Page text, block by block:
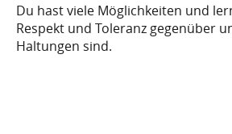
Du hast viele Möglichkeiten und
Respekt und Toleranz gegenüber
Haltungen sind.